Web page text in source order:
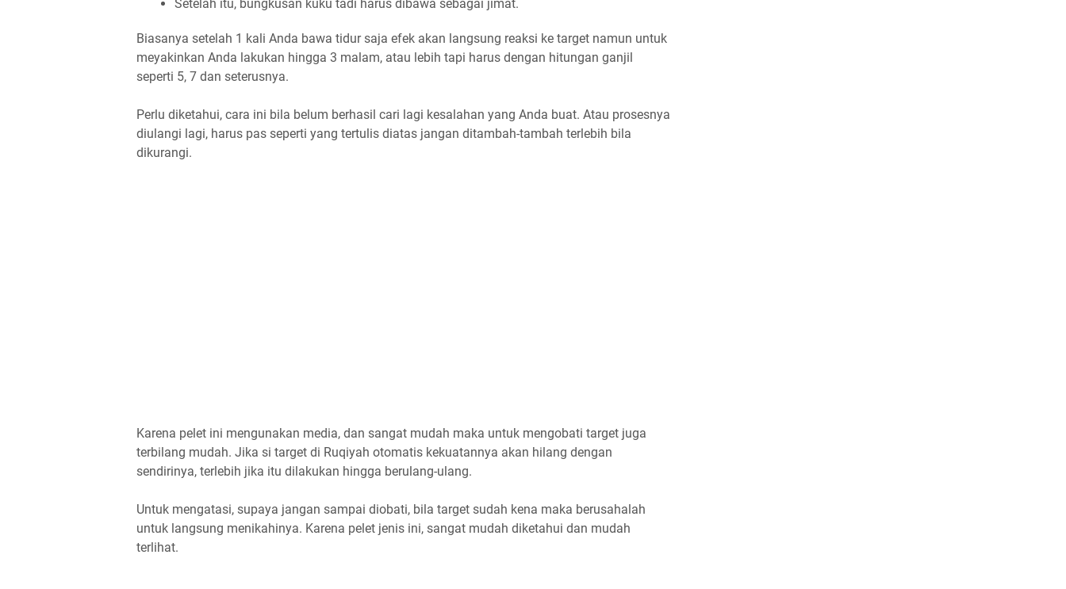
Setelah itu, bungkusan kuku tadi harus dibawa sebagai jimat.
Biasanya setelah 1 kali Anda bawa tidur saja efek akan langsung reaksi ke target namun untuk
meyakinkan Anda lakukan hingga 3 malam, atau lebih tapi harus dengan hitungan ganjil
seperti 5, 7 dan seterusnya.
Perlu diketahui, cara ini bila belum berhasil cari lagi kesalahan yang Anda buat. Atau prosesnya
diulangi lagi, harus pas seperti yang tertulis diatas jangan ditambah-tambah terlebih bila
dikurangi.
Karena pelet ini mengunakan media, dan sangat mudah maka untuk mengobati target juga
terbilang mudah. Jika si target di Ruqiyah otomatis kekuatannya akan hilang dengan
sendirinya, terlebih jika itu dilakukan hingga berulang-ulang.
Untuk mengatasi, supaya jangan sampai diobati, bila target sudah kena maka berusahalah
untuk langsung menikahinya. Karena pelet jenis ini, sangat mudah diketahui dan mudah
terlihat.